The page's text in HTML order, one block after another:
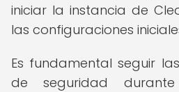
iniciar la instancia de
las configuraciones
Es fundamental seguir
de seguridad